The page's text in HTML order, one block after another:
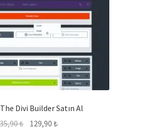
Divi Builder Satın Al
₺ Orijinal
129,90₺Şu